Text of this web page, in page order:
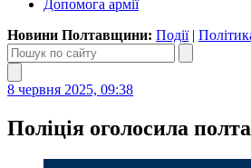
Допомога армії
Новини Полтавщини: Події|
8 червня 2025, 09:38
Поліція оголосила